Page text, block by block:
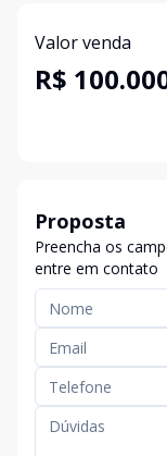
Valor venda
R$
Proposta
Preencha os
entre em contato